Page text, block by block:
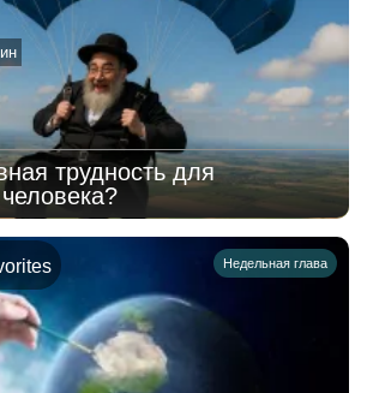
трудность для
Недельная глава